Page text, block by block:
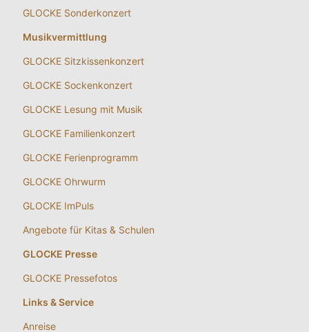
GLOCKE Sonderkonzert
Musikvermittlung
GLOCKE Sitzkissenkonzert
GLOCKE Sockenkonzert
GLOCKE Lesung mit Musik
GLOCKE Familienkonzert
GLOCKE Ferienprogramm
GLOCKE Ohrwurm
GLOCKE ImPuls
Angebote für Kitas & Schulen
GLOCKE Presse
GLOCKE Pressefotos
Links & Service
Anreise